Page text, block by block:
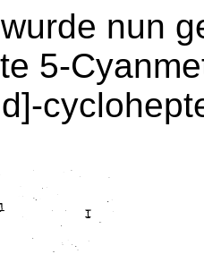
nun
5-